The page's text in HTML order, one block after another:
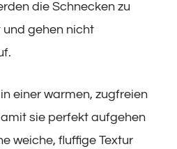
die Schnecken zu
gehen nicht
einer warmen, zugfreien
sie perfekt aufgehen
weiche, fluffige Textur